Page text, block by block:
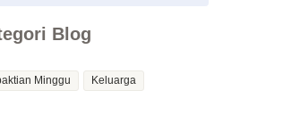
Blog
Minggu Keluarga